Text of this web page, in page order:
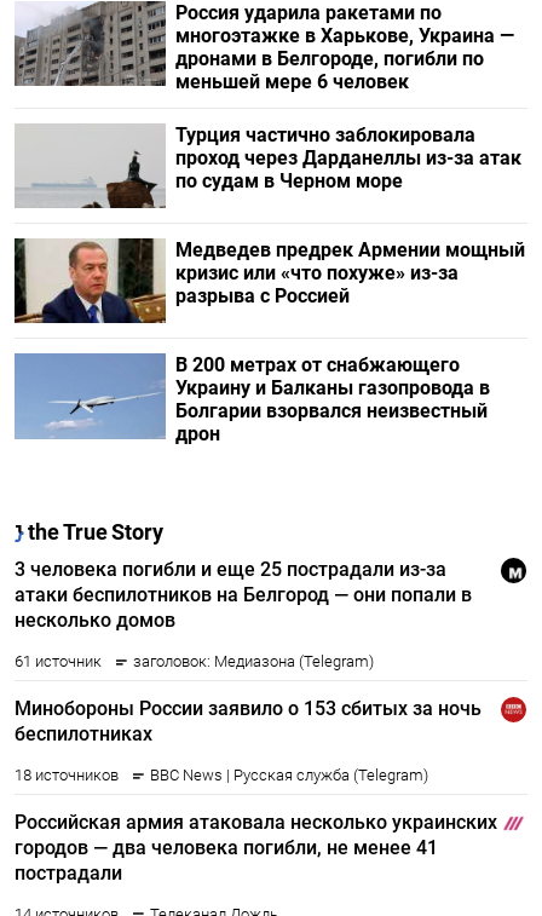
Россия ударила ракетами по
многоэтажке в Харькове, Украина —
дронами в Белгороде, погибли по
меньшей мере 6 человек
Турция частично заблокировала
проход через Дарданеллы из-за атак
по судам в Черном море
Медведев предрек Армении мощный
кризис или «что похуже» из-за
разрыва с Россией
В 200 метрах от снабжающего
Украину и Балканы газопровода в
Болгарии взорвался неизвестный
дрон